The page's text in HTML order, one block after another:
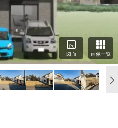
図面 画像一覧